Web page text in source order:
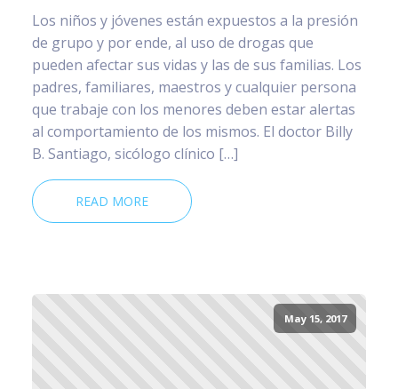
Los niños y jóvenes están expuestos a la presión
de grupo y por ende, al uso de drogas que
pueden afectar sus vidas y las de sus familias. Los
padres, familiares, maestros y cualquier persona
que trabaje con los menores deben estar alertas
al comportamiento de los mismos. El doctor Billy
B. Santiago, sicólogo clínico […]
READ MORE
May 15, 2017